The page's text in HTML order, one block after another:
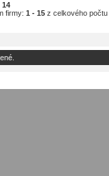
14
firmy: 1 - 15 z celkového počtu